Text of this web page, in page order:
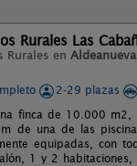
Rurales Las
Rurales en
2-29 plazas
finca de 10.000
de una de las
equipadas, con
1 y 2